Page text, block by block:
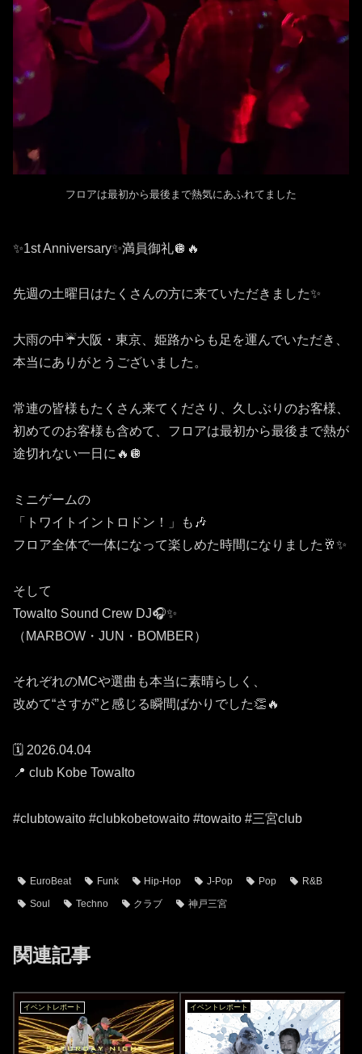
フロアは最初から最後まで熱気にあふれてました
✨1st Anniversary✨満員御礼🪩🔥
先週の土曜日はたくさんの方に来ていただきました✨
大雨の中☔️大阪・東京、姫路からも足を運んでいただき、
本当にありがとうございました。
常連の皆様もたくさん来てくださり、久しぶりのお客様、
初めてのお客様も含めて、フロアは最初から最後まで熱が
途切れない一日に🔥🪩
ミニゲームの
「トワイトイントロドン！」も🎶
フロア全体で一体になって楽しめた時間になりました🥂✨
そして
TowaIto Sound Crew DJ🎧✨
（MARBOW・JUN・BOMBER）
それぞれのMCや選曲も本当に素晴らしく、
改めて“さすが”と感じる瞬間ばかりでした👏🔥
🗓️ 2026.04.04
📍 club Kobe TowaIto
#clubtowaito #clubkobetowaito #towaito #三宮club
EuroBeat Funk Hip-Hop J-Pop Pop
R&B
Soul
Techno クラブ 神戸三宮
関連記事
イベントレポート イベントレポート